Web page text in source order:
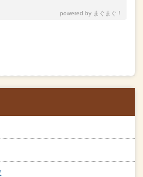
powered by まぐまぐ！